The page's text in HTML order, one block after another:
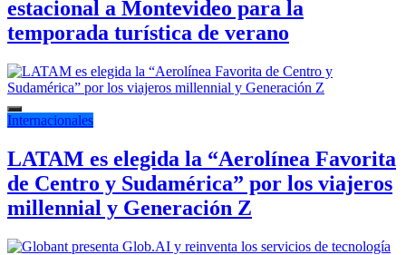
estacional a Montevideo para la
temporada turística de verano
Internacionales
LATAM es elegida la “Aerolínea Favorita
de Centro y Sudamérica” por los viajeros
millennial y Generación Z